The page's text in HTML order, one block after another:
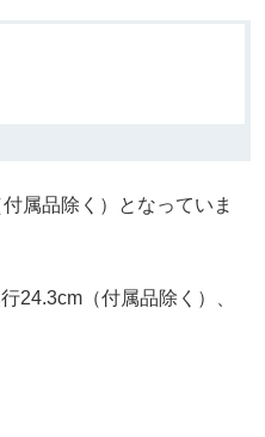
付属品除く）となっていま
24.3cm（付属品除く）、